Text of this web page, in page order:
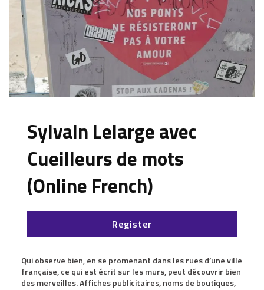
Sylvain Lelarge avec
Cueilleurs de mots
(Online French)
Register
Qui observe bien, en se promenant dans les rues d’une ville
française, ce qui est écrit sur les murs, peut découvrir bien
des merveilles. Affiches publicitaires, noms de boutiques,